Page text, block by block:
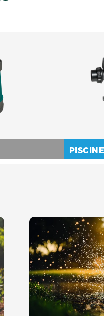
PISCINE